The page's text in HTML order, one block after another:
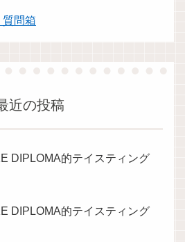
質問箱
近の投稿
DIPLOMA的テイスティング
DIPLOMA的テイスティング